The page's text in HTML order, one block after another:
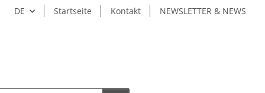
DE Startseite Kontakt NEWSLETTER & NEWS